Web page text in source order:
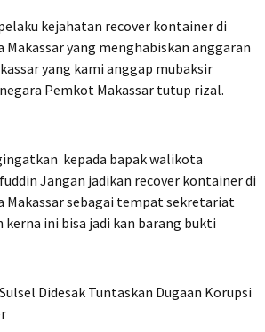
kejahatan recover kontainer di
yang menghabiskan anggaran
yang kami anggap mubaksir
Pemkot Makassar tutup rizal.
kepada bapak walikota
Jangan jadikan recover kontainer di
sebagai tempat sekretariat
ini bisa jadi kan barang bukti
Didesak Tuntaskan Dugaan Korupsi